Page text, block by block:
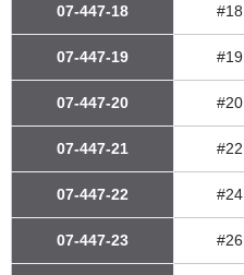
07-447-18 #18
07-447-19 #19
07-447-20 #20
07-447-21 #22
07-447-22 #24
07-447-23 #26